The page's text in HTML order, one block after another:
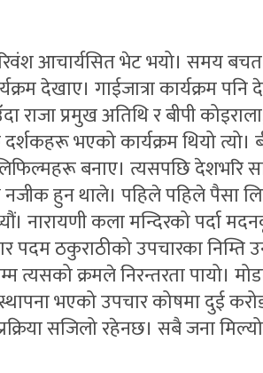
आचार्यसित भेट भयो। समय
देखाए। गाईजात्रा कार्यक्रम
राजा प्रमुख अतिथि र बीपी
भएको कार्यक्रम थियो त्यो।
बनाए। त्यसपछि देशभरि
नजीक हुन थाले। पहिले पहिले पैसा
नारायणी कला मन्दिरको पर्दा
पदम ठकुराठीको उपचारका निम्ति
क्रमले निरन्तरता पायो।
भएको उपचार कोषमा दुई
सजिलो रहेनछ। सबै जना